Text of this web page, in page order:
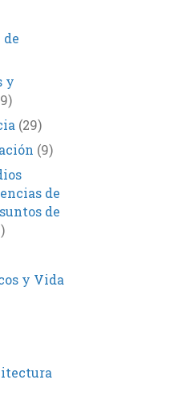
y
(29)
(9)
de
de
y Vida